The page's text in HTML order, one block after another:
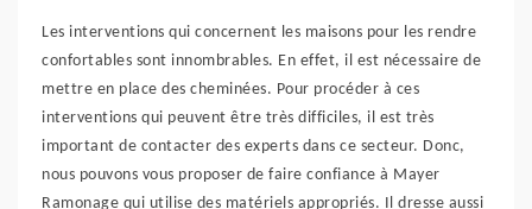
Les interventions qui concernent les maisons pour les rendre
confortables sont innombrables. En effet, il est nécessaire de
mettre en place des cheminées. Pour procéder à ces
interventions qui peuvent être très difficiles, il est très
important de contacter des experts dans ce secteur. Donc,
nous pouvons vous proposer de faire confiance à Mayer
Ramonage qui utilise des matériels appropriés. Il dresse aussi